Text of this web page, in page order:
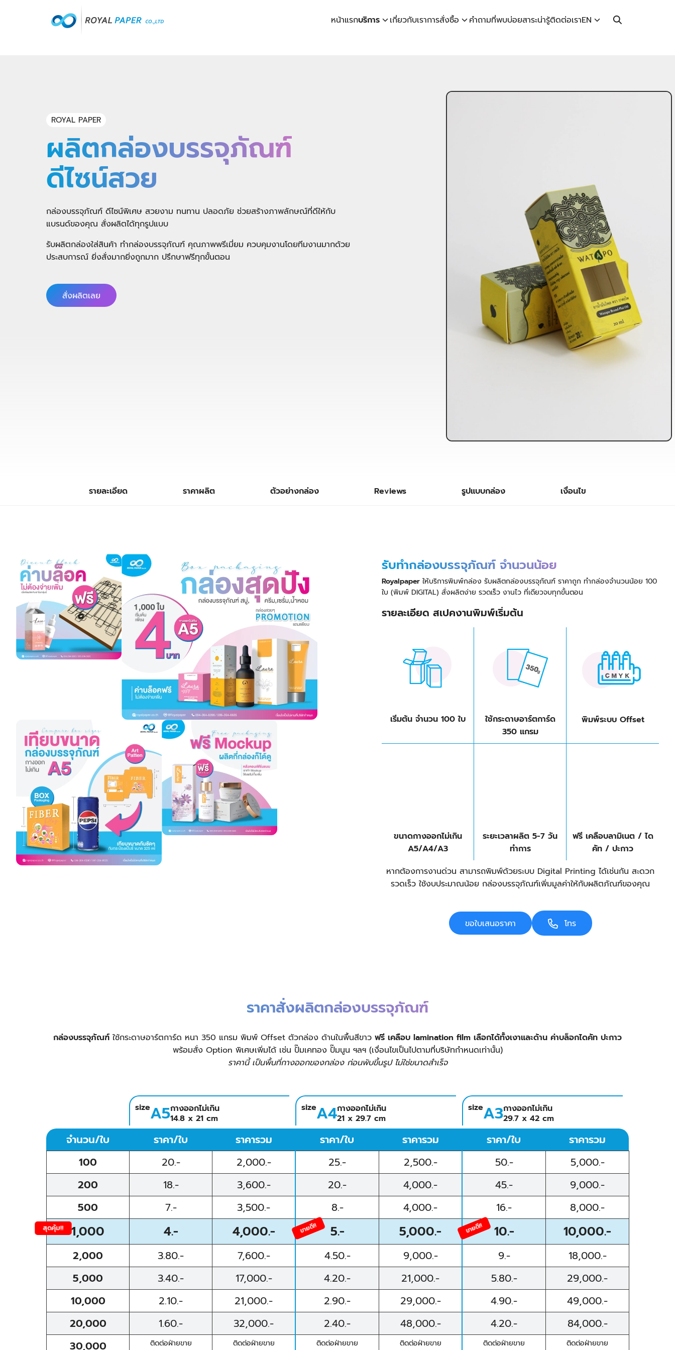
หน้าแรกบริการ เกี่ยวกับเราการสั่งซื้อ คำถามที่พบบ่อยสาระน่ารู้ติดต่อเราEN
ROYAL PAPER
ผลิตกล่องบรรจุภัณฑ์
ดีไซน์สวย
กล่องบรรจุภัณฑ์ ดีไซน์พิเศษ สวยงาม ทนทาน ปลอดภัย ช่วยสร้างภาพลักษณ์ที่ดีให้กับ
แบรนด์ของคุณ สั่งผลิตได้ทุกรูปแบบ
รับผลิตกล่องใส่สินค้า ทํากล่องบรรจุภัณฑ์ คุณภาพพรีเมี่ยม ควบคุมงานโดยทีมงานมากด้วย
ประสบการณ์ ยิ่งสั่งมากยิ่งถูกมาก ปรึกษาฟรีทุกขั้นตอน
สั่งผลิตเลย
รายละเอียด ราคาผลิต ตัวอย่างกล่อง Reviews รูปแบบกล่อง เงื่อนไข
รับทำกล่องบรรจุภัณฑ์ จำนวนน้อย
Royalpaper ให้บริการพิมพ์กล่อง รับผลิตกล่องบรรจุภัณฑ์ ราคาถูก ทำกล่องจำนวนน้อย 100
ใบ (พิมพ์ DIGITAL) สั่งผลิตง่าย รวดเร็ว งานไว ที่เดียวจบทุกขั้นตอน
รายละเอียด สเปคงานพิมพ์เริ่มต้น
เริ่มต้น จำนวน 100 ใบ
ใช้กระดาษอาร์ตการ์ด
350 แกรม
พิมพ์ระบบ Offset
ขนาดกางออกไม่เกิน
A5/A4/A3
ระยะเวลาผลิต 5-7 วัน
ทำการ
ฟรี เคลือบลามิเนต / ได
คัท / ปะกาว
หากต้องการงานด่วน สามารถพิมพ์ด้วยระบบ Digital Printing ได้เช่นกัน สะดวก
รวดเร็ว ใช้งบประมาณน้อย กล่องบรรจุภัณฑ์เพิ่มมูลค่าให้กับผลิตภัณฑ์ของคุณ
ขอใบเสนอราคา โทร
ราคาสั่งผลิตกล่องบรรจุภัณฑ์
กล่องบรรจุภัณฑ์ ใช้กระดาษอาร์ตการ์ด หนา 350 แกรม พิมพ์ Offset ตัวกล่อง ด้านในพื้นสีขาว ฟรี เคลือบ lamination film เลือกได้ทั้งเงาและด้าน ค่าบล็อกไดคัท ปะกาว
พร้อมสั่ง Option พิเศษเพิ่มได้ เช่น ปั๊มเคทอง ปั๊มนูน ฯลฯ (เงื่อนไขเป็นไปตามที่บริษัทกำหนดเท่านั้น)
ราคานี้ เป็นพื้นที่กางออกของกล่อง ก่อนพับขึ้นรูป ไม่ใช่ขนาดสำเร็จ
sizeA5กางออกไม่เกิน
14.8 x 21 cm
sizeA4กางออกไม่เกิน
21 x 29.7 cm
sizeA3กางออกไม่เกิน
29.7 x 42 cm
จำนวน/ใบ ราคา/ใบ ราคารวม ราคา/ใบ ราคารวม ราคา/ใบ
ราคารวม
100
20.- 2,000.- 25.- 2,500.- 50.-
5,000.-
200
18.- 3,600.- 20.- 4,000.- 45.-
9,000.-
500
7.- 3,500.- 8.- 4,000.- 16.- 8,000.-
สุดคุ้ม!! 1,000 4.- 4,000.- ขายดี!! 5.- 5,000.- ขายดี!! 10.- 10,000.-
2,000 3.80.- 7,600.- 4.50.- 9,000.- 9.-
18,000.-
5,000
3.40.- 17,000.- 4.20.- 21,000.- 5.80.-
29,000.-
10,000
2.10.- 21,000.- 2.90.- 29,000.- 4.90.-
49,000.-
20,000
1.60.- 32,000.- 2.40.- 48,000.- 4.20.-
84,000.-
30,000
ติดต่อฝ่ายขาย ติดต่อฝ่ายขาย ติดต่อฝ่ายขาย ติดต่อฝ่ายขาย ติดต่อฝ่ายขาย ติดต่อฝ่ายขาย